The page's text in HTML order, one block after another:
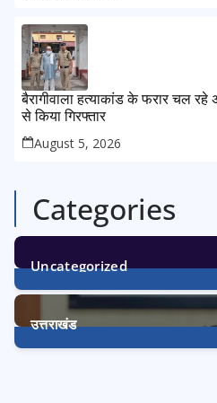
बैरागीवाला हत्याकांड के फरार चल रहे
से किया गिरफ्तार
August 5, 2026
Categories
Uncategorized
1
उत्तराखंड